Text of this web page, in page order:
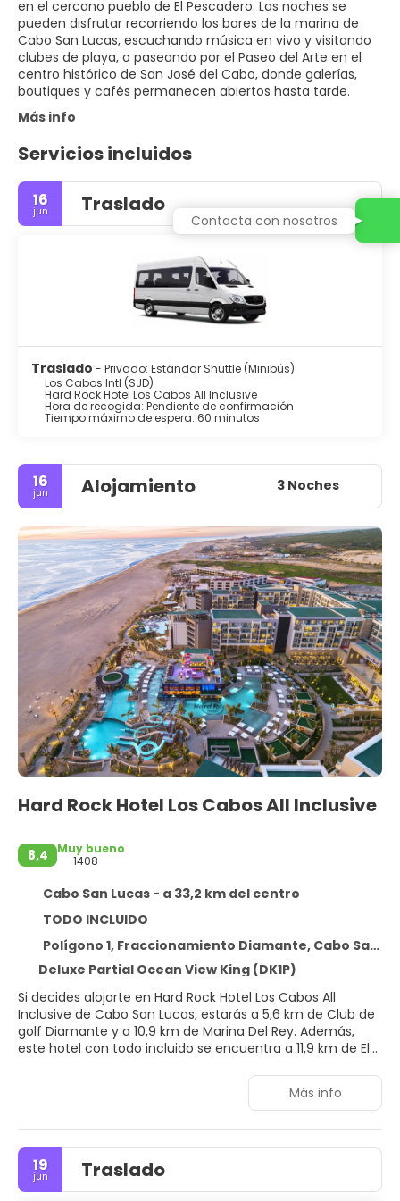
en el cercano pueblo de El Pescadero. Las noches se
pueden disfrutar recorriendo los bares de la marina de
Cabo San Lucas, escuchando música en vivo y visitando
clubes de playa, o paseando por el Paseo del Arte en el
centro histórico de San José del Cabo, donde galerías,
boutiques y cafés permanecen abiertos hasta tarde.
Más info
Servicios incluidos
16
jun Traslado
Traslado - Privado: Estándar Shuttle (Minibús)
Los Cabos Intl (SJD)
Hard Rock Hotel Los Cabos All Inclusive
Hora de recogida: Pendiente de confirmación
Tiempo máximo de espera: 60 minutos
16
jun Alojamiento 3 Noches
Hard Rock Hotel Los Cabos All Inclusive
8,4
Muy bueno
1408
Cabo San Lucas - a 33,2 km del centro
TODO INCLUIDO
Polígono 1, Fraccionamiento Diamante, Cabo San Lucas 23473
Deluxe Partial Ocean View King (DK1P)
Si decides alojarte en Hard Rock Hotel Los Cabos All
Inclusive de Cabo San Lucas, estarás a 5,6 km de Club de
golf Diamante y a 10,9 km de Marina Del Rey. Además,
este hotel con todo incluido se encuentra a 11,9 km de El
Para un relax sin igual, nada como una visita al spa, que
ofrece masajes, tratamientos corporales y tratamientos
faciales. La diversión está asegurada en este alojamiento,
que ofrece 5 piscinas al aire libre, un centro de bienestar
y un tobogán acuático. Encontrarás además conexión a
Internet wifi gratis, servicios de conserjería y una zona
Más info
19
jun Traslado
Contacta con nosotros